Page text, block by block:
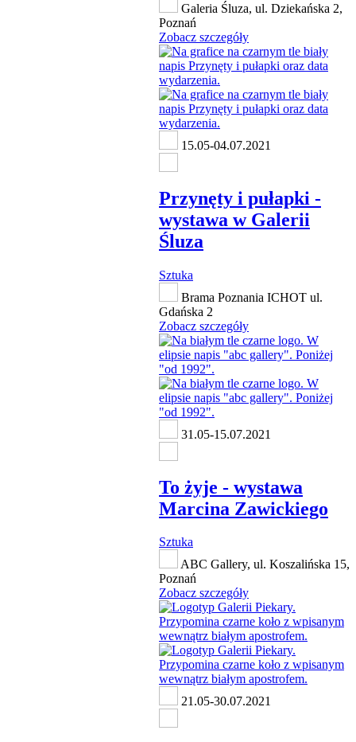
Galeria Śluza, ul. Dziekańska 2,
Poznań
Zobacz szczegóły
15.05-04.07.2021
Przynęty i pułapki -
wystawa w Galerii
Śluza
Sztuka
Brama Poznania ICHOT ul.
Gdańska 2
Zobacz szczegóły
31.05-15.07.2021
To żyje - wystawa
Marcina Zawickiego
Sztuka
ABC Gallery, ul. Koszalińska 15,
Poznań
Zobacz szczegóły
21.05-30.07.2021